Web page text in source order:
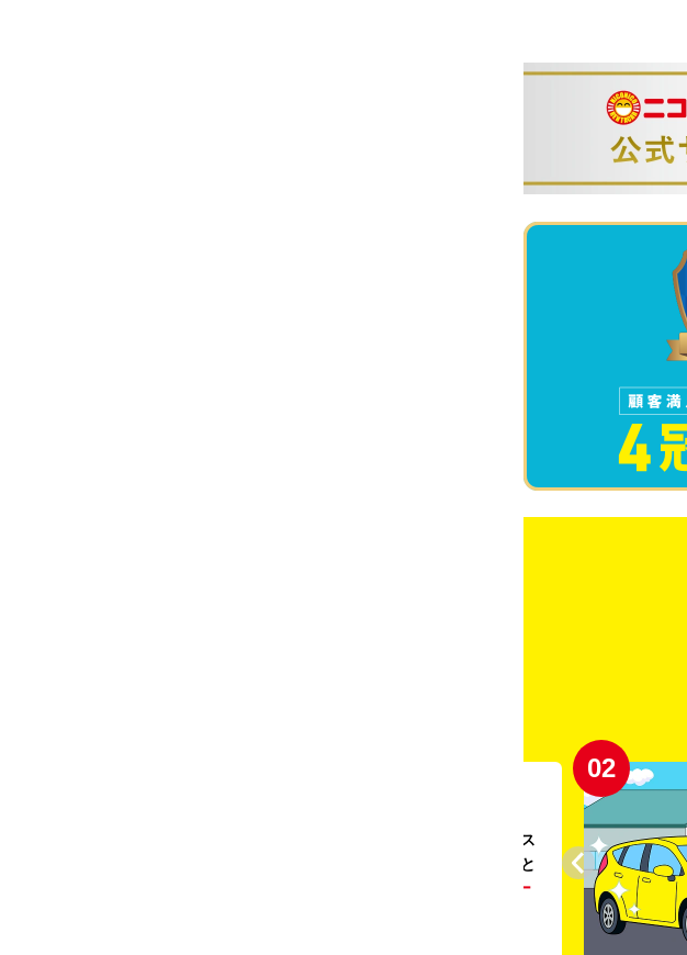
。ガソリンス
タンドや整備工場の既存インフラを活用すること
リー
02